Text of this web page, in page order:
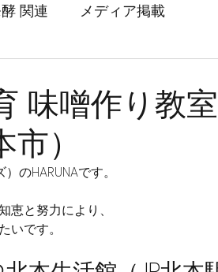
関連 メディア掲載
味噌作り教
）
のHARUNAです。
と努力により、
です。